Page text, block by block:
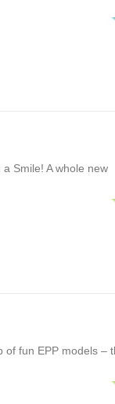
Smile! A whole new
of fun EPP models –